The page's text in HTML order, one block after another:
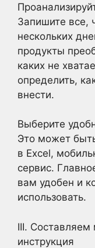
Запишите все,
нескольких
продукты
каких не
определить,
внести.
Выберите
Это может
в Excel,
сервис.
вам удобен и
использовать.
III.
инструкция